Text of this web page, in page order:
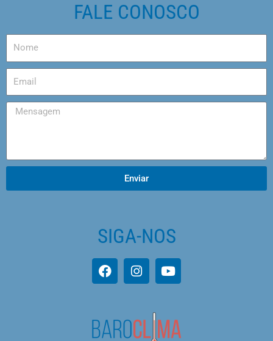
FALE CONOSCO
Enviar
SIGA-NOS